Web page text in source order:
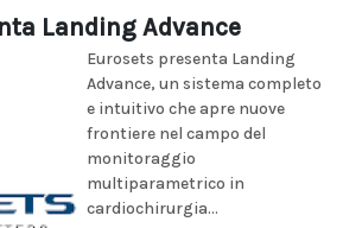
Landing Advance
Eurosets presenta Landing
Advance, un sistema completo
e intuitivo che apre nuove
frontiere nel campo del
monitoraggio
multiparametrico in
cardiochirurgia...